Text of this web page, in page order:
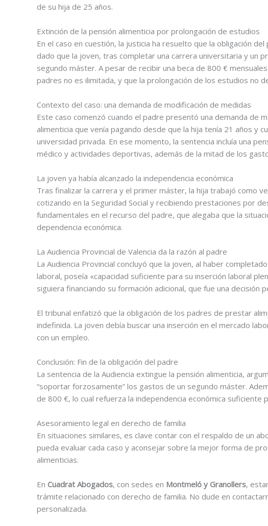
de su hija de 25 años.
Extinción de la pensión alimenticia por prolongación de estudios
En el caso en cuestión, la justicia ha resuelto que la obligación
dado que la joven, tras completar una carrera universitaria y un
segundo máster. A pesar de recibir una beca de 800 €
padres no es ilimitada, y que la prolongación de los estudios no
Contexto del caso: una demanda de modificación de medidas
Este caso comenzó cuando el padre presentó una demanda de
alimenticia que venía pagando desde que la hija tenía 21 años y
universidad privada. En ese momento, la sentencia incluía una
médico y actividades deportivas, además de la mitad de los
La joven ya había alcanzado la independencia económica
Tras finalizar la carrera y el primer máster, la hija trabajó como
cotizando en la Seguridad Social y recibiendo prestaciones por
fundamentales en el recurso del padre, que alegaba que la
dependencia económica.
La Audiencia Provincial de Valencia da la razón al padre
La Audiencia Provincial concluyó que la joven, al haber
laboral, poseía «capacidad suficiente para su inserción laboral
siguiera financiando su formación adicional, que fue una decisión
El tribunal enfatizó que la obligación de los padres de prestar
indefinida. La joven debía buscar una inserción en el mercado
con un empleo.
Conclusión: Fin de la obligación del padre
La sentencia de la Audiencia extingue la pensión alimenticia,
“soportar forzosamente” los gastos de un segundo máster.
de 800 €, lo cual refuerza la independencia económica suficiente
Asesoramiento legal en derecho de familia
En situaciones similares, es clave contar con el respaldo de un
pueda evaluar cada caso y aconsejar sobre la mejor forma de
alimenticias.
En Cuadrat Abogados, con sedes en Montmeló y Granollers,
trámite relacionado con derecho de familia. No dude en
personalizada.